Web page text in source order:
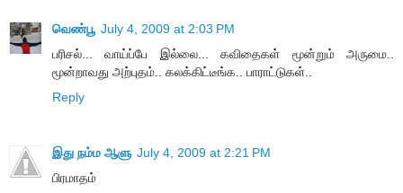
வெண்பூ July 4, 2009 at 2:03 PM
பரிசல்... வாய்ப்பே இல்லை... கவிதைகள் மூன்றும் அருமை..
மூன்றாவது அற்புதம்.. கலக்கிட்டீங்க.. பாராட்டுகள்..
Reply
இது நம்ம ஆளு July 4, 2009 at 2:21 PM
பிரமாதம்